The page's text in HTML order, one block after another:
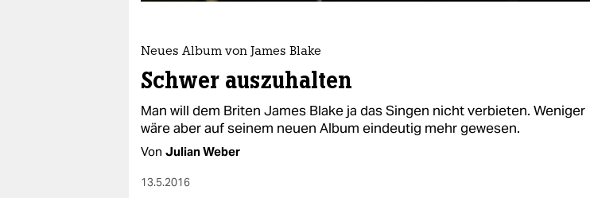
shop
fragen & hilfe
unterstützen
abo
genossenschaft
Neues Album von James Blake
Schwer auszuhalten
Man will dem Briten James Blake ja das Singen nicht verbieten. Weniger
wäre aber auf seinem neuen Album eindeutig mehr gewesen.
Von Julian Weber
13.5.2016